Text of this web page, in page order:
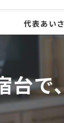
代表あい
台で